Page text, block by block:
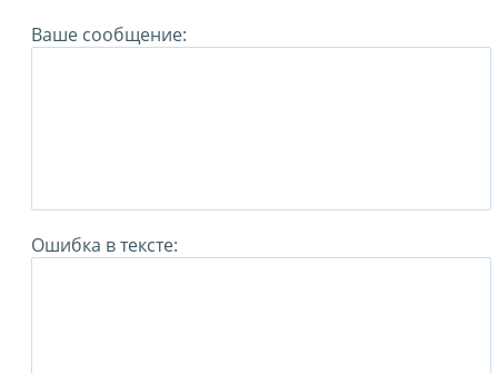
Ваше сообщение:
Ошибка в тексте: